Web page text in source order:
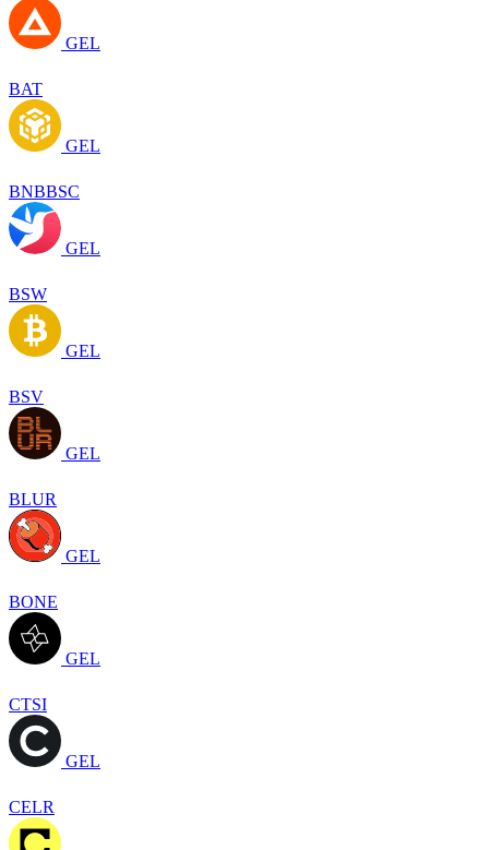
GEL
BAT
GEL
BNBBSC
GEL
BSW
GEL
BSV
GEL
BLUR
GEL
BONE
GEL
CTSI
GEL
CELR